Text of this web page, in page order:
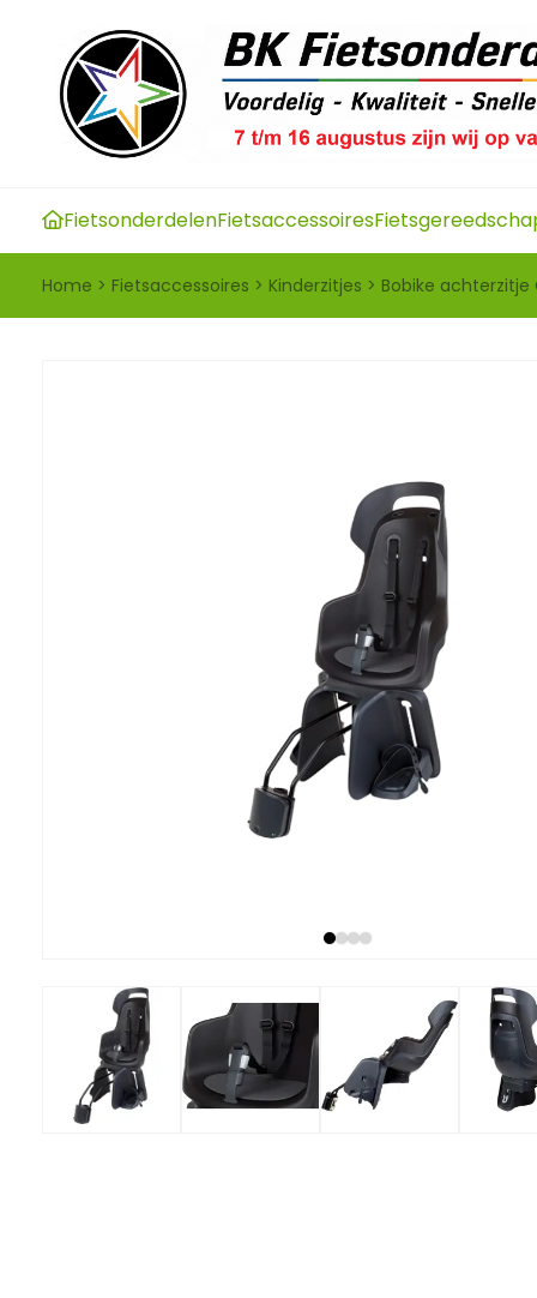
FietsonderdelenFietsaccessoires
Home > Fietsaccessoires > Kinderzitjes > Bobike achterzitje